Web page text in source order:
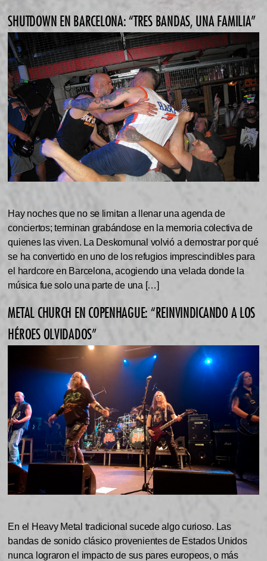
SHUTDOWN EN BARCELONA: “TRES BANDAS, UNA FAMILIA”
Hay noches que no se limitan a llenar una agenda de
conciertos; terminan grabándose en la memoria colectiva de
quienes las viven. La Deskomunal volvió a demostrar por qué
se ha convertido en uno de los refugios imprescindibles para
el hardcore en Barcelona, acogiendo una velada donde la
música fue solo una parte de una […]
METAL CHURCH EN COPENHAGUE: “REINVINDICANDO A LOS
HÉROES OLVIDADOS”
En el Heavy Metal tradicional sucede algo curioso. Las
bandas de sonido clásico provenientes de Estados Unidos
nunca lograron el impacto de sus pares europeos, o más